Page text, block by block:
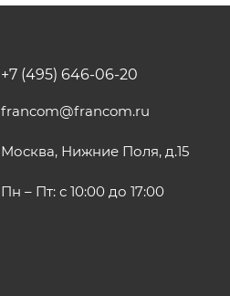
+7 (495) 646-06-20
francom@francom.ru
Москва, Нижние Поля, д.15
Пн – Пт: с 10:00 до 17:00